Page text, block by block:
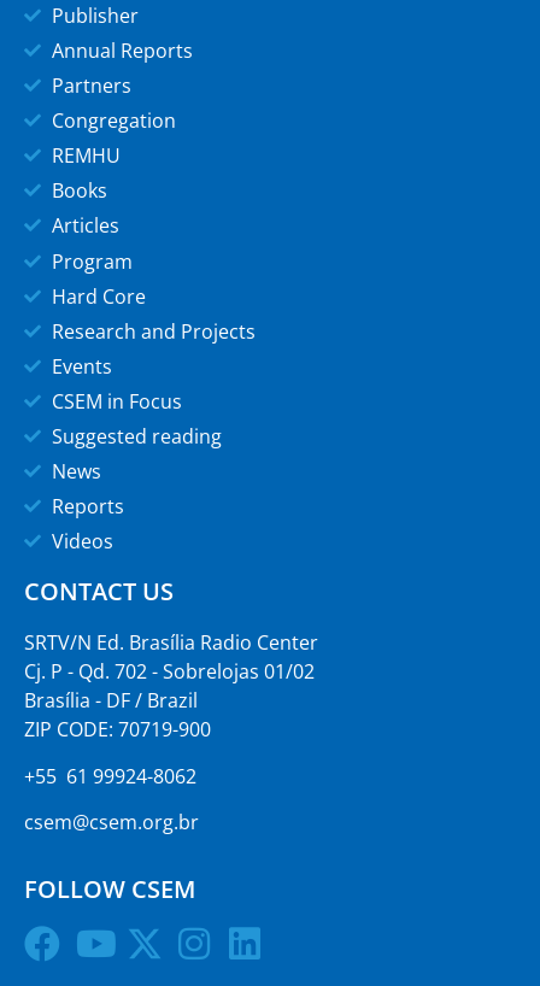
Publisher
Annual Reports
Partners
Congregation
REMHU
Books
Articles
Program
Hard Core
Research and Projects
Events
CSEM in Focus
Suggested reading
News
Reports
Videos
CONTACT US
SRTV/N Ed. Brasília Radio Center
Cj. P - Qd. 702 - Sobrelojas 01/02
Brasília - DF / Brazil
ZIP CODE: 70719-900
+55 61 99924-8062
csem@csem.org.br
FOLLOW CSEM